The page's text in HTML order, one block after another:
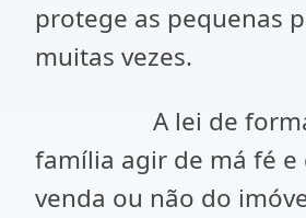
protege as pequenas
muitas vezes.
A lei de forma
família agir de má fé
venda ou não do